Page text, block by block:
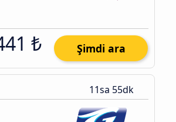
₺ Şimdi ara
11sa 55dk